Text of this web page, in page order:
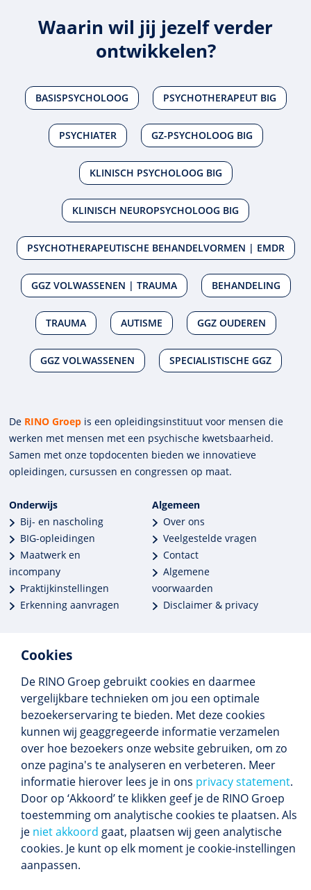
Cookies
De RINO Groep gebruikt cookies en daarmee
vergelijkbare technieken om jou een optimale
bezoekerservaring te bieden. Met deze cookies
kunnen wij geaggregeerde informatie verzamelen
over hoe bezoekers onze website gebruiken, om zo
onze pagina's te analyseren en verbeteren. Meer
informatie hierover lees je in ons privacy statement.
Door op ‘Akkoord’ te klikken geef je de RINO Groep
toestemming om analytische cookies te plaatsen. Als
je niet akkoord gaat, plaatsen wij geen analytische
cookies. Je kunt op elk moment je cookie-instellingen
aanpassen.
Waarin wil jij jezelf verder
ontwikkelen?
BASISPSYCHOLOOG PSYCHOTHERAPEUT BIG
PSYCHIATER GZ-PSYCHOLOOG BIG
KLINISCH PSYCHOLOOG BIG
KLINISCH NEUROPSYCHOLOOG BIG
PSYCHOTHERAPEUTISCHE BEHANDELVORMEN | EMDR
GGZ VOLWASSENEN | TRAUMA BEHANDELING
TRAUMA AUTISME GGZ OUDEREN
GGZ VOLWASSENEN SPECIALISTISCHE GGZ
De RINO Groep is een opleidings­insti­tuut voor mensen die
werken met mensen met een psychische kwets­baar­heid.
Samen met onze top­docenten bieden we innova­tieve
opleidingen, cursussen en congres­sen op maat.
Onderwijs
Bij- en nascholing
BIG-opleidingen
Maatwerk en
incompany
Praktijkinstellingen
Erkenning aanvragen
Algemeen
Over ons
Veelgestelde vragen
Contact
Algemene
voorwaarden
Disclaimer & privacy
Meer dan 250 opleidingen
Alle BIG-opleidingen in huis
Cedeo-erkend en CRKBO-geregistreerd
Gemiddelde beoordeling 8,4
Volg ons
Blijf op de hoogte van het (nieuwe) scholings­
aanbod en ons laatste nieuws.